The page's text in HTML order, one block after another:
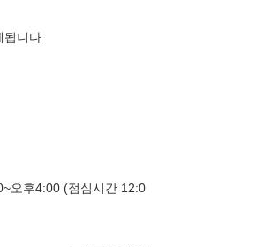
니다.
오후4:00 (점심시간 12:0